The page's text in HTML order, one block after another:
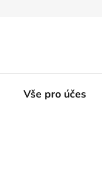
Vše pro účes